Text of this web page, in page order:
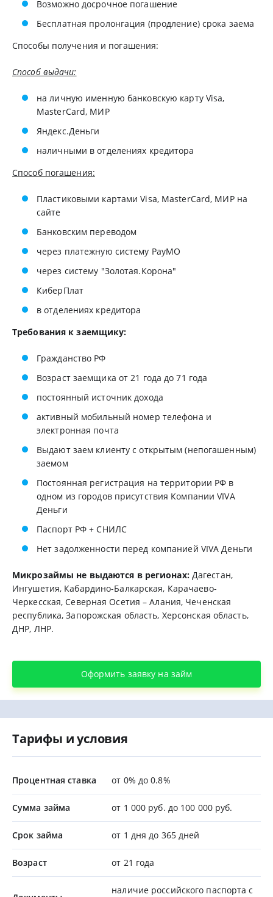
Возможно досрочное погашение
Бесплатная пролонгация (продление) срока заема
Способы получения и погашения:
Способ выдачи:
на личную именную банковскую карту Visa,
MasterCard, МИР
Яндекс.Деньги
наличными в отделениях кредитора
Способ погашения:
Пластиковыми картами Visa, MasterCard, МИР на
сайте
Банковским переводом
через платежную систему PayMO
через систему "Золотая.Корона"
КиберПлат
в отделениях кредитора
Требования к заемщику:
Гражданство РФ
Возраст заемщика от 21 года до 71 года
постоянный источник дохода
активный мобильный номер телефона и
электронная почта
Выдают заем клиенту с открытым (непогашенным)
заемом
Постоянная регистрация на территории РФ в
одном из городов присутствия Компании VIVA
Деньги
Паспорт РФ + СНИЛС
Нет задолженности перед компанией VIVA Деньги
Микрозаймы не выдаются в регионах:Дагестан,
Ингушетия, Кабардино-Балкарская, Карачаево-
Черкесская, Северная Осетия – Алания, Чеченская
республика, Запорожская область, Херсонская область,
ДНР, ЛНР.
Оформить заявку на займ
Тарифы и условия
Процентная ставка от 0% до 0.8%
Сумма займа от 1 000 руб. до 100 000 руб.
Срок займа от 1 дня до 365 дней
Возраст от 21 года
наличие российского паспорта с